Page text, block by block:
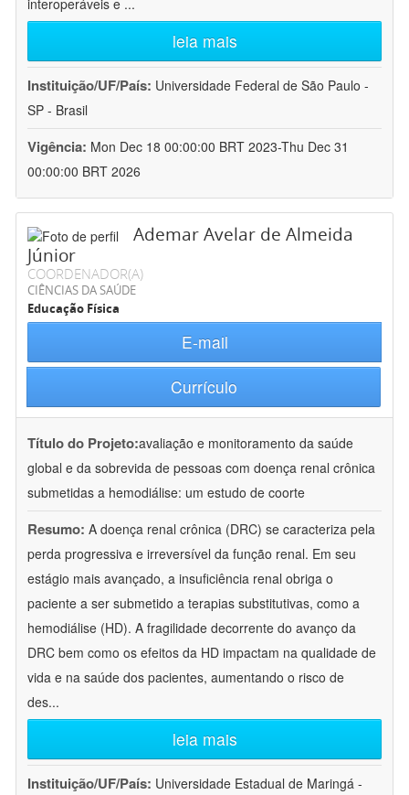
interoperáveis e ...
leia mais
Instituição/UF/País: Universidade Federal de São Paulo -
SP - Brasil
Vigência: Mon Dec 18 00:00:00 BRT 2023-Thu Dec 31
00:00:00 BRT 2026
Ademar Avelar de Almeida
Júnior
COORDENADOR(A)
CIÊNCIAS DA SAÚDE
Educação Física
E-mail
Currículo
Título do Projeto:avaliação e monitoramento da saúde
global e da sobrevida de pessoas com doença renal crônica
submetidas a hemodiálise: um estudo de coorte
Resumo: A doença renal crônica (DRC) se caracteriza pela
perda progressiva e irreversível da função renal. Em seu
estágio mais avançado, a insuficiência renal obriga o
paciente a ser submetido a terapias substitutivas, como a
hemodiálise (HD). A fragilidade decorrente do avanço da
DRC bem como os efeitos da HD impactam na qualidade de
vida e na saúde dos pacientes, aumentando o risco de
des...
leia mais
Instituição/UF/País: Universidade Estadual de Maringá -